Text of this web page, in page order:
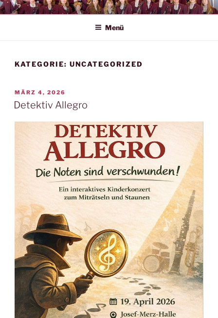
Zum
InhaltMUSIKVEREIN AICHHALDEN
Menü
KATEGORIE: UNCATEGORIZED
VERÖFFENTLICHT
AM
MÄRZ 4, 2026
Detektiv Allegro